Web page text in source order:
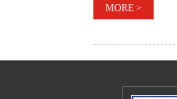
MORE >